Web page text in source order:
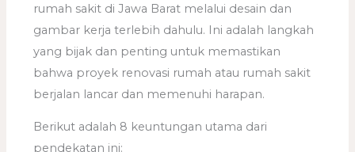
rumah sakit di Jawa Barat melalui desain dan
gambar kerja terlebih dahulu. Ini adalah langkah
yang bijak dan penting untuk memastikan
bahwa proyek renovasi rumah atau rumah sakit
berjalan lancar dan memenuhi harapan.
Berikut adalah 8 keuntungan utama dari
pendekatan ini: